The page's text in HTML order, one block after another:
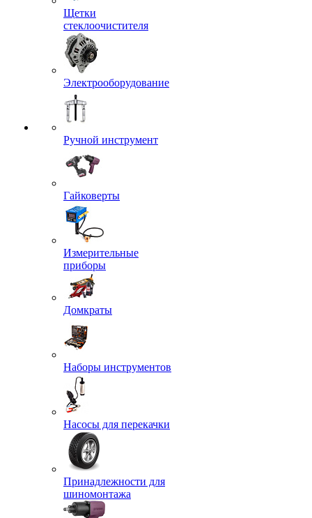
Щетки
стеклоочистителя
Электрооборудование
Ручной инструмент
Гайковерты
Измерительные
приборы
Домкраты
Наборы инструментов
Насосы для перекачки
Принадлежности для
шиномонтажа